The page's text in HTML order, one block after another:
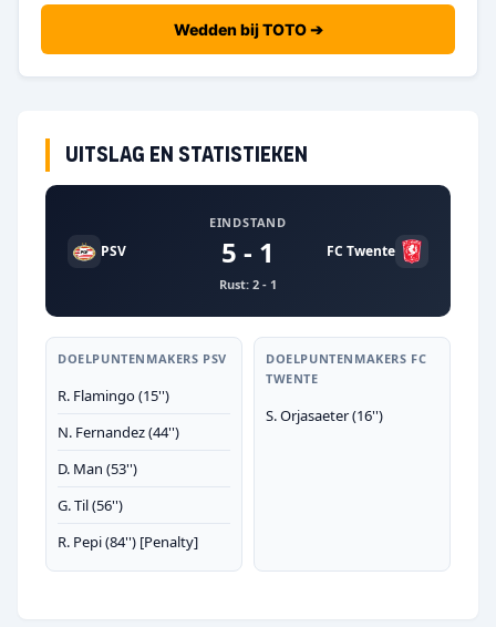
Wedden bij TOTO ➔
Uitslag en statistieken
PSV
EINDSTAND
5 - 1
Rust: 2 - 1
FC Twente
DOELPUNTENMAKERS PSV
R. Flamingo (15'')
N. Fernandez (44'')
D. Man (53'')
G. Til (56'')
R. Pepi (84'') [Penalty]
DOELPUNTENMAKERS FC
TWENTE
S. Orjasaeter (16'')